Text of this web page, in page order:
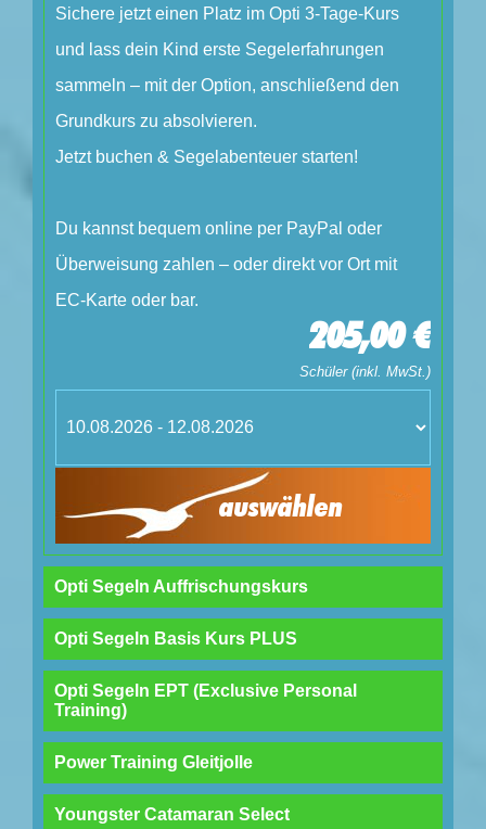
Sichere jetzt einen Platz im Opti 3-Tage-Kurs
und lass dein Kind erste Segelerfahrungen
sammeln – mit der Option, anschließend den
Grundkurs zu absolvieren.
Jetzt buchen & Segelabenteuer starten!
Du kannst bequem online per PayPal oder
Überweisung zahlen – oder direkt vor Ort mit
EC-Karte oder bar.
205,00 €
Schüler (inkl. MwSt.)
auswählen
Opti Segeln Auffrischungskurs
Opti Segeln Basis Kurs PLUS
Opti Segeln EPT (Exclusive Personal
Training)
Power Training Gleitjolle
Youngster Catamaran Select